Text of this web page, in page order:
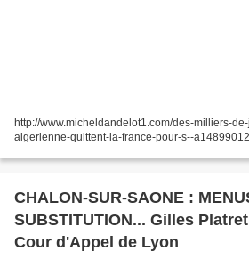
http://www.micheldandelot1.com/des-milliers-
algerienne-quittent-la-france-pour-s--
CHALON-SUR-SAONE :
SUBSTITUTION... Gilles
Cour d'Appel de Lyon